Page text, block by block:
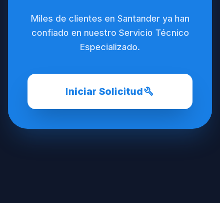
Miles de clientes en Santander ya han
confiado en nuestro Servicio Técnico
Especializado.
Iniciar Solicitudbuild